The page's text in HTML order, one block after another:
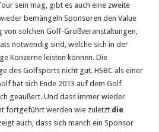
sein mag, gibt es auch eine zweite
bemängeln Sponsoren den Value
solchen Golf-Großveranstaltungen,
notwendig sind, welche sich in der
Konzerne leisten können. Die
des Golfsports nicht gut. HSBC als einer
hat sich Ende 2013 auf dem Golf
geäußert. Und dass immer wieder
fortgeführt werden wie zuletzt die
auch, dass sich manch ein Sponsor